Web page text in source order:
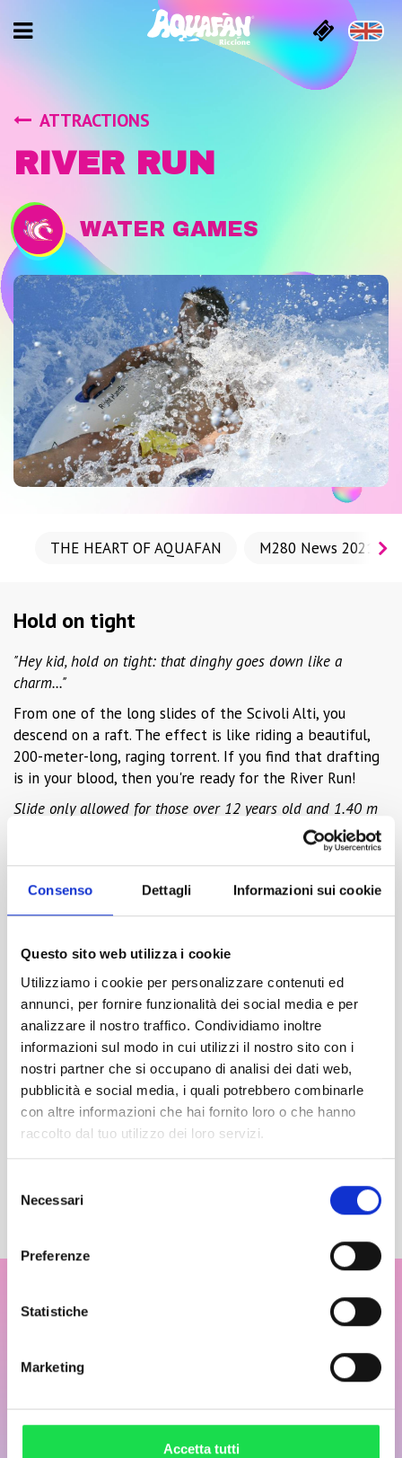
Consenso Dettagli Informazioni sui cookie
Questo sito web utilizza i cookie
Utilizziamo i cookie per personalizzare contenuti ed
annunci, per fornire funzionalità dei social media e per
analizzare il nostro traffico. Condividiamo inoltre
informazioni sul modo in cui utilizzi il nostro sito con i
nostri partner che si occupano di analisi dei dati web,
pubblicità e social media, i quali potrebbero combinarle
con altre informazioni che hai fornito loro o che hanno
raccolto dal tuo utilizzo dei loro servizi.
delNecessari
Preferenze
Statistiche
Marketing
Accetta tutti
ATTRACTIONS
RIVER RUN
WATER GAMES
THE HEART OF AQUAFAN M280 News 2021
Hold on tight
"Hey kid, hold on tight: that dinghy goes down like a
charm..."
From one of the long slides of the Scivoli Alti, you
descend on a raft. The effect is like riding a beautiful,
200-meter-long, raging torrent. If you find that drafting
is in your blood, then you're ready for the River Run!
Slide only allowed for those over 12 years old and 1.40 m
PREV
Twist
NEXT
High slides